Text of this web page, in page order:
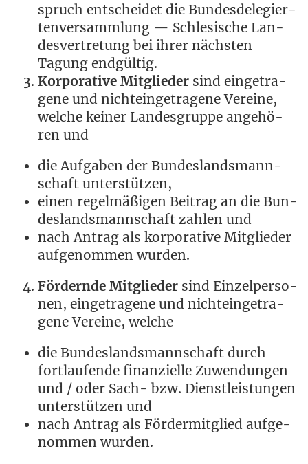
spruch ent­schei­det die Bun­des­de­le­gier­
ten­ver­samm­lung — Schle­si­sche Lan­
des­ver­tre­tung bei ihrer nächs­ten
Tagung endgültig.
Kor­po­ra­ti­ve Mit­glie­der sind ein­ge­tra­
ge­ne und nicht­ein­ge­tra­ge­ne Ver­ei­ne,
wel­che kei­ner Lan­des­grup­pe ange­hö­
ren und
die Auf­ga­ben der Bun­des­lands­mann­
schaft unterstützen,
einen regel­mä­ßi­gen Bei­trag an die Bun­
des­lands­mann­schaft zah­len und
nach Antrag als kor­po­ra­ti­ve Mit­glie­der
auf­ge­nom­men wurden.
För­dern­de Mit­glie­der sind Ein­zel­per­so­
nen, ein­ge­tra­ge­ne und nicht­ein­ge­tra­
ge­ne Ver­ei­ne, welche
die Bun­des­lands­mann­schaft durch
fort­lau­fen­de finan­zi­el­le Zuwen­dun­gen
und / oder Sach- bzw. Dienst­leis­tun­gen
unter­stüt­zen und
nach Antrag als För­der­mit­glied auf­ge­
nom­men wurden.